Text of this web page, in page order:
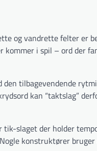
og vandrette felter er
i spil – ord der
tilbagevendende
kan “taktslag”
slaget der holder
konstruktører